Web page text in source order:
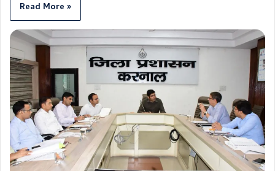
Read More »